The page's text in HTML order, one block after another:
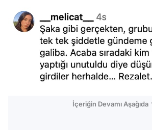
İçeriğin Devamı Aşağıda